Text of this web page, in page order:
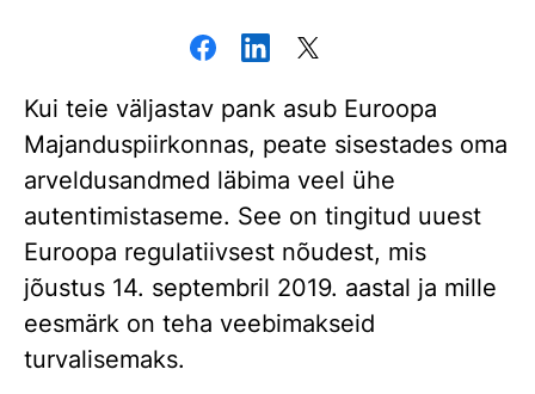
Kui teie väljastav pank asub Euroopa
Majanduspiirkonnas, peate sisestades oma
arveldusandmed läbima veel ühe
autentimistaseme. See on tingitud uuest
Euroopa regulatiivsest nõudest, mis
jõustus 14. septembril 2019. aastal ja mille
eesmärk on teha veebimakseid
turvalisemaks.